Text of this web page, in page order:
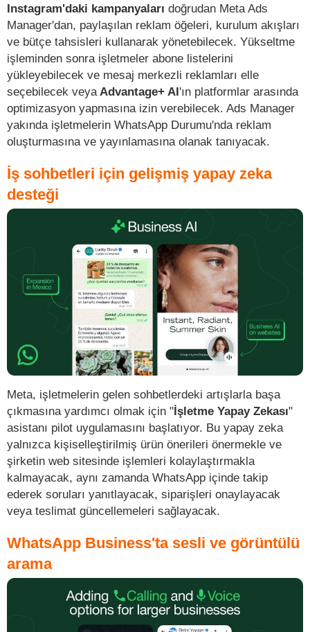
Instagram'daki kampanyaları doğrudan Meta Ads
Manager'dan, paylaşılan reklam öğeleri, kurulum akışları
ve bütçe tahsisleri kullanarak yönetebilecek. Yükseltme
işleminden sonra işletmeler abone listelerini
yükleyebilecek ve mesaj merkezli reklamları elle
seçebilecek veyaAdvantage+ AI'ın platformlar arasında
optimizasyon yapmasına izin verebilecek. Ads Manager
yakında işletmelerin WhatsApp Durumu'nda reklam
oluşturmasına ve yayınlamasına olanak tanıyacak.
İş sohbetleri için gelişmiş yapay zeka
desteği
Meta, işletmelerin gelen sohbetlerdeki artışlarla başa
çıkmasına yardımcı olmak için "İşletme Yapay Zekası"
asistanı pilot uygulamasını başlatıyor. Bu yapay zeka
yalnızca kişiselleştirilmiş ürün önerileri önermekle ve
şirketin web sitesinde işlemleri kolaylaştırmakla
kalmayacak, aynı zamanda WhatsApp içinde takip
ederek soruları yanıtlayacak, siparişleri onaylayacak
veya teslimat güncellemeleri sağlayacak.
WhatsApp Business'ta sesli ve görüntülü
arama